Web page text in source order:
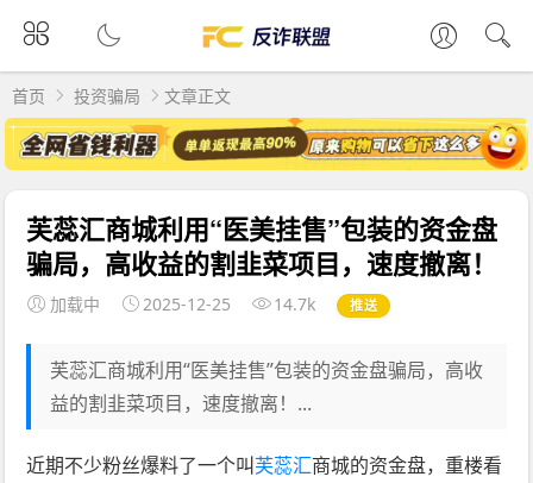
首页 投资骗局 文章正文
芙蕊汇商城利用“医美挂售”包装的资金盘
骗局，高收益的割韭菜项目，速度撤离！
加载中 2025-12-25 14.7k 推送
芙蕊汇商城利用“医美挂售”包装的资金盘骗局，高收
益的割韭菜项目，速度撤离！...
近期不少粉丝爆料了一个叫芙蕊汇商城的资金盘，重楼看